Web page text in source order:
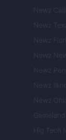
Newz
Newz
Newz
Newz
Newz
Newz
Newz Ohio
Gameland
Hig Tech